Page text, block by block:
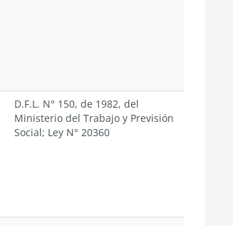
D.F.L. N° 150, de 1982, del
Ministerio del Trabajo y Previsión
Social; Ley N° 20360